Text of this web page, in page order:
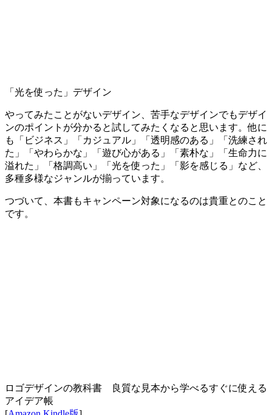
「光を使った」デザイン
やってみたことがないデザイン、苦手なデザインでもデザイ
ンのポイントが分かると試してみたくなると思います。他に
も「ビジネス」「カジュアル」「透明感のある」「洗練され
た」「やわらかな」「遊び心がある」「素朴な」「生命力に
溢れた」「格調高い」「光を使った」「影を感じる」など、
多種多様なジャンルが揃っています。
つづいて、本書もキャンペーン対象になるのは貴重とのこと
です。
ロゴデザインの教科書 良質な見本から学べるすぐに使える
アイデア帳